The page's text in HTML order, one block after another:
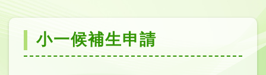
小一候補生申請